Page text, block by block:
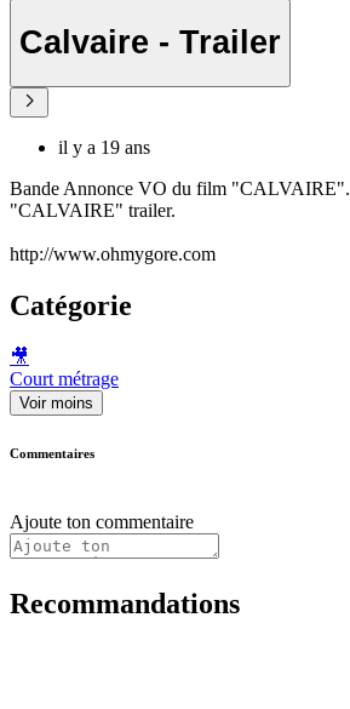
Calvaire - Trailer
il y a 19 ans
Bande Annonce VO du film "CALVAIRE".
"CALVAIRE" trailer.
http://www.ohmygore.com
Catégorie
🎥
Court métrage
Voir moins
Commentaires
Ajoute ton commentaire
Recommandations